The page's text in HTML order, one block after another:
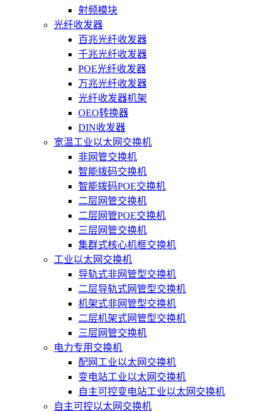
射频模块
光纤收发器
百兆光纤收发器
千兆光纤收发器
POE光纤收发器
万兆光纤收发器
光纤收发器机架
OEO转换器
DIN收发器
宽温工业以太网交换机
非网管交换机
智能拨码交换机
智能拨码POE交换机
二层网管交换机
二层网管POE交换机
三层网管交换机
集群式核心机框交换机
工业以太网交换机
导轨式非网管型交换机
二层导轨式网管型交换机
机架式非网管型交换机
二层机架式网管型交换机
三层网管交换机
电力专用交换机
配网工业以太网交换机
变电站工业以太网交换机
自主可控变电站工业以太网交换机
自主可控以太网交换机